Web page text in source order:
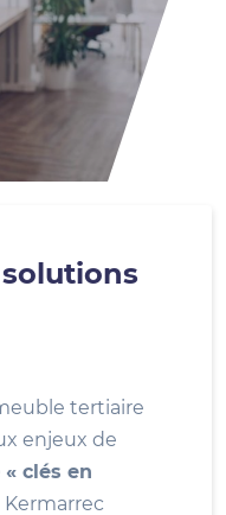
tertiaire
enjeux de
« clés en